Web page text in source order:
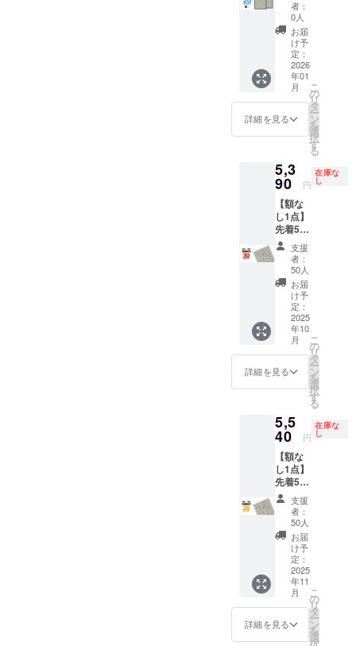
合：ヤ
マト運
輸160サ
イズに
て2,200
円程の
中継料
追加が
要とな
ります)
状況、
使用部
材の供
給状
況、製
造工程
上の都
合等に
より出
荷時期
が遅れ
る場合
があり
ます
の月末
です ※
送料込
の価格
です ※
沖縄離
島へは
別途中
必要で
す(注文
をご案
内しま
す-額な
しの場
合：ヤ
マト運
輸160サ
イズに
て2,200
円程の
中継料
追加が
別途必
要とな
ります)
状況、
使用部
給状
況、製
造工程
上の都
合等に
より出
荷時期
が遅れ
る場合
があり
ます
529mm
・額
色：白
or 黒 ・
材質：
アルミ
＋ PET
フィル
量：約
900g ・
額装し
てお届
けいた
します
※ ポス
ターを
丸めて
収納す
るハー
ドケー
スは付
属いた
しませ
ん ※国
内配送
なりま
す ※お
届け予
定」月
の月末
です ※
送料込
の価格
です ※
沖縄離
島へは
別途中
継料が
必要で
す(注文
確認後
に料金
内しま
す-額な
ター仕
様 ・サ
イズ：
B2(515
x728m
m) ・用
紙：印
刷用特
殊紙
195gs
ト印刷
・生
産：日
本 額仕
様 ・寸
法：735
x 19 x
529mm
・額
色：白
or 黒 ・
材質：
アルミ
＋ PET
フィル
量：約
900g ・
額装し
てお届
けいた
します
※ ポス
ターを
丸めて
収納す
るハー
ドケー
スは付
属いた
しませ
ん ※国
内配送
なりま
す ※お
「白」
を選べ
ます
（セッ
トの2点
は同じ
色にな
りま
す） 内
ポス
ター」
x 2 ・額
装（黒2
点 or 白
2点）
ポス
ター仕
様 ・サ
イズ：
B2(515
x728m
m) ・用
紙：印
刷用特
殊紙
195gs
ト印刷
・生
産：日
本 額仕
様 ・寸
法：735
x 19 x
529mm
・額
色：白
or 黒 ・
材質：
アルミ
＋ PET
フィル
量：約
900g ・
予定価
格
￥23,00
0(税込)
2=￥46,
000(税
込)のと
ころ、
→
20%OF
00(税
込) 額装
は
「黒」
か
「白」
を選べ
ます
（セッ
トの2点
は同じ
色にな
りま
す） 内
容 ・動
物病院
の「犬
装（黒2
点 or 白
2点）
ポス
ター仕
様 ・サ
イズ：
B2(515
x728m
m) ・用
紙：印
刷用特
殊紙
195gs
m ・印
刷：オ
フセッ
者：
0人
お届
け予
定：
2026
年01
月
詳細を見る
こ
の
リ
タ
ー
ン
を
選
択
す
る
5,3
90 円
在庫な
し
【額な
し1点】
先着50
名様限
定！ 一
般販売
予定価
￥7,700
(税込)の
とこ
ろ、 →
30%OF
F￥5,39
0(税込)
内容 ・
院の
「犬ポ
ス
ター」
・ハー
ドケー
ス x 1
ポス
ター仕
様 ・サ
イズ：
B2(515
x728m
m) ・用
紙：印
刷用特
殊紙
支援
者：
50人
お届
け予
定：
2025
年10
月
詳細を見る
こ
の
リ
タ
ー
ン
を
選
択
す
る
5,5
40 円
在庫な
し
【額な
し1点】
先着50
名様限
定！ 一
般販売
予定価
￥7,700
(税込)の
とこ
ろ、 →
28%OF
F￥5,54
0(税込)
支援
者：
50人
お届
け予
定：
2025
年11
月
詳細を見る
こ
の
リ
タ
ー
ン
を
選